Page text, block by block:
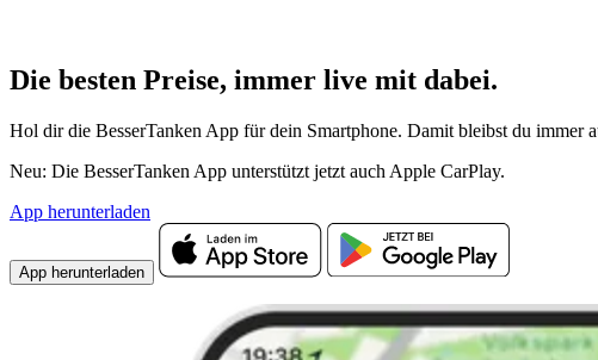
Die besten Preise, immer live mit dabei.
Hol dir die BesserTanken App für dein Smartphone. Damit bleibst du immer
Neu: Die BesserTanken App unterstützt jetzt auch Apple CarPlay.
App herunterladen
App herunterladen